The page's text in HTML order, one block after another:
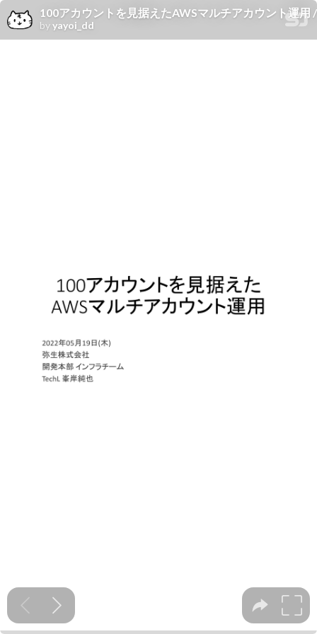
100アカウントを見据えたAWSマルチアカウント運
byyayoi_dd